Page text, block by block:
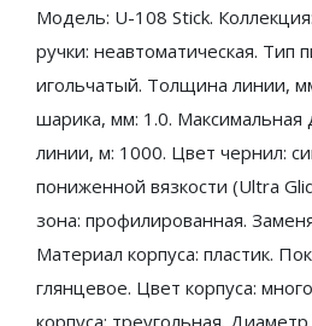
Модель: U-108 Stick.
ручки: неавтоматическая. Тип
игольчатый. Толщина линии,
шарика, мм: 1.0.
линии, м: 1000. Цвет чернил:
пониженной вязкости (Ultra
зона: профилированная.
Материал корпуса: пластик.
глянцевое. Цвет корпуса:
корпуса: треугольная.